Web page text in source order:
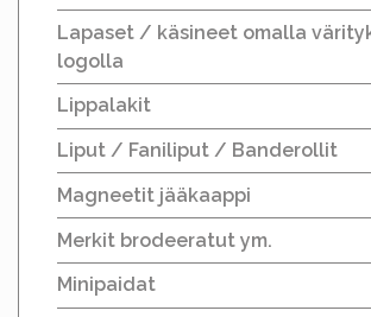
Lapaset / käsineet omalla
logolla
Lippalakit
Liput / Faniliput / Banderollit
Magneetit jääkaappi
Merkit brodeeratut ym.
Minipaidat